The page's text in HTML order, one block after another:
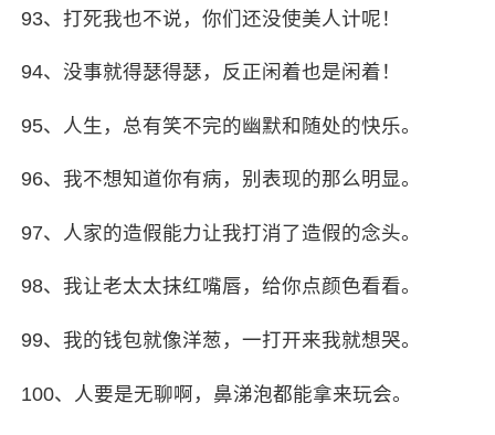
93、打死我也不说，你们还没使美人计呢！
94、没事就得瑟得瑟，反正闲着也是闲着！
95、人生，总有笑不完的幽默和随处的快乐。
96、我不想知道你有病，别表现的那么明显。
97、人家的造假能力让我打消了造假的念头。
98、我让老太太抹红嘴唇，给你点颜色看看。
99、我的钱包就像洋葱，一打开来我就想哭。
100、人要是无聊啊，鼻涕泡都能拿来玩会。